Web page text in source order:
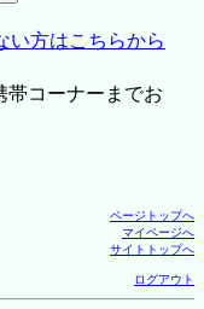
い方はこちらから
コーナーまでお
ページトップへ
マイページへ
サイトトップへ
ログアウト